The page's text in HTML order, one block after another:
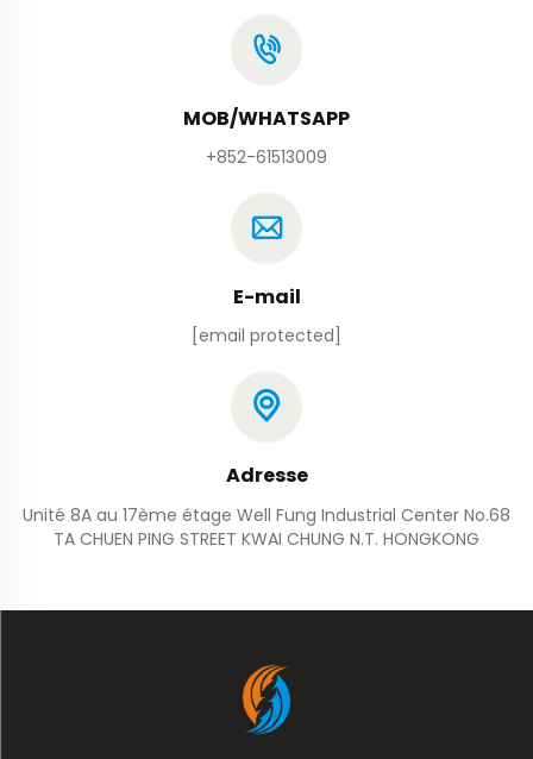
MOB/WHATSAPP
+852-61513009
E-mail
[email protected]
Adresse
Unité 8A au 17ème étage Well Fung Industrial Center No.68
TA CHUEN PING STREET KWAI CHUNG N.T. HONGKONG